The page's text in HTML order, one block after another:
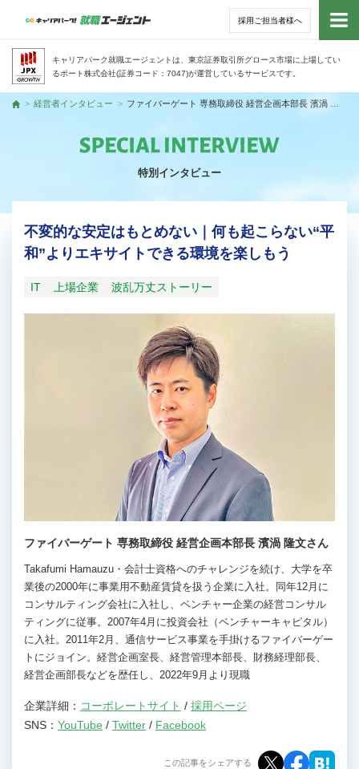
採用ご担当者様へ
キャリアパーク就職エージェントは、東京証券取引所グロース市場に上場してい
るポート株式会社(証券コード：7047)が運営しているサービスです。
トッ
トップ
経営者インタビュー
特別インタビュー
不変的な安定はもとめない｜何も起こらない“平
和”よりエキサイトできる環境を楽しもう
IT 上場企業 波乱万丈ストーリー
ファイバーゲート 専務取締役 経営企画本部長 濱渦 隆文さん
Takafumi Hamauzu・会計士資格へのチャレンジを続け、大学を卒
業後の2000年に事業用不動産賃貸を扱う企業に入社。同年12月に
コンサルティング会社に入社し、ベンチャー企業の経営コンサル
ティングに従事。2007年4月に投資会社（ベンチャーキャピタル）
に入社。2011年2月、通信サービス事業を手掛けるファイバーゲー
トにジョイン。経営企画室長、経営管理本部長、財務経理部長、
経営企画部長などを歴任し、2022年9月より現職
企業詳細： コーポレートサイト / 採用ページ
SNS： YouTube / Twitter / Facebook
この記事をシェアする